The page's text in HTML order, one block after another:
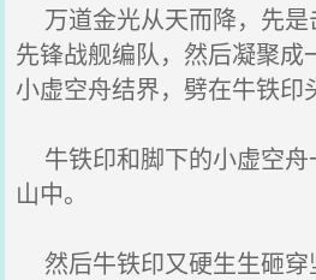
万道金光从天而降，先是
先锋战舰编队，然后凝聚成
小虚空舟结界，劈在牛铁印
牛铁印和脚下的小虚空舟
山中。
然后牛铁印又硬生生砸穿